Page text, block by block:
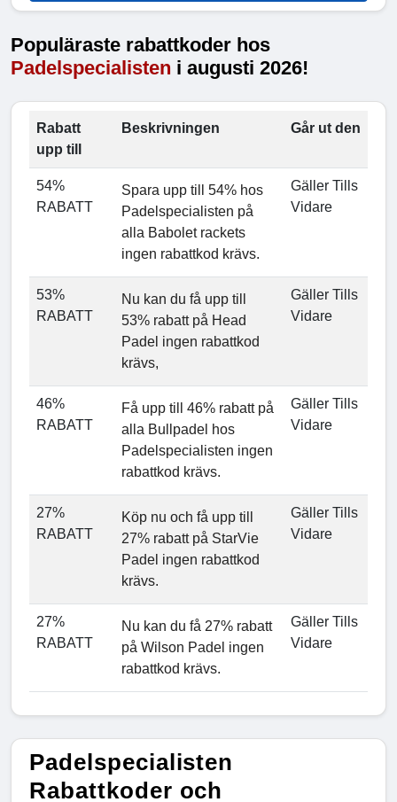
Populäraste rabattkoder hos
Padelspecialisten i augusti 2026!
Rabatt
upp till
Beskrivningen Går ut den
54%
RABATT
Spara upp till 54% hos
Padelspecialisten på
alla Babolet rackets
ingen rabattkod krävs.
Gäller Tills
Vidare
53%
RABATT
Nu kan du få upp till
53% rabatt på Head
Padel ingen rabattkod
krävs,
Gäller Tills
Vidare
46%
RABATT
Få upp till 46% rabatt på
alla Bullpadel hos
Padelspecialisten ingen
rabattkod krävs.
Gäller Tills
Vidare
27%
RABATT
Köp nu och få upp till
27% rabatt på StarVie
Padel ingen rabattkod
krävs.
Gäller Tills
Vidare
27%
RABATT
Nu kan du få 27% rabatt
på Wilson Padel ingen
rabattkod krävs.
Gäller Tills
Vidare
Padelspecialisten
Rabattkoder och